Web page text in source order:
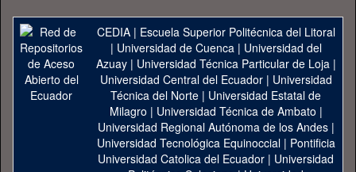
CEDIA| Escuela Superior Politécnica del Litoral
| Universidad de Cuenca| Universidad del
Azuay| Universidad Técnica Particular de Loja|
Universidad Central del Ecuador| Universidad
Técnica del Norte | Universidad Estatal de
Milagro | Universidad Técnica de Ambato |
Universidad Regional Autónoma de los Andes|
Universidad Tecnológica Equinoccial| Pontificia
Universidad Catolica del Ecuador | Universidad